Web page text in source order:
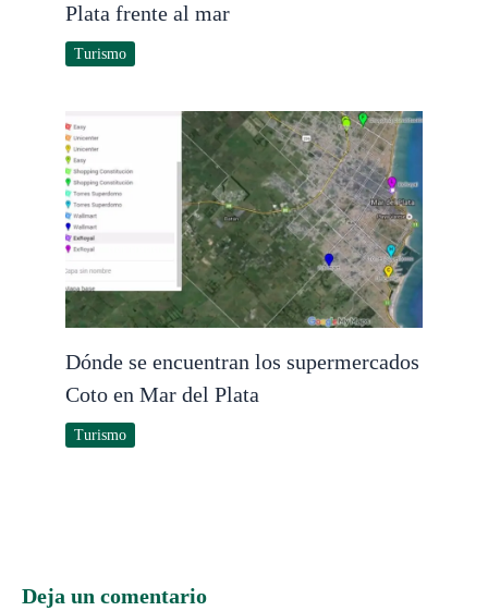
Plata frente al mar
Turismo
Dónde se encuentran los supermercados
Coto en Mar del Plata
Turismo
Deja un comentario